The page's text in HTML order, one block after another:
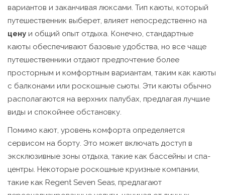
вариантов и заканчивая люксами. Тип каюты, который
путешественник выберет, влияет непосредственно на
цену и общий опыт отдыха. Конечно, стандартные
каюты обеспечивают базовые удобства, но все чаще
путешественники отдают предпочтение более
просторным и комфортным вариантам, таким как каюты
с балконами или роскошные сьюты. Эти каюты обычно
располагаются на верхних палубах, предлагая лучшие
виды и спокойнее обстановку.
Помимо кают, уровень комфорта определяется
сервисом на борту. Это может включать доступ в
эксклюзивные зоны отдыха, такие как бассейны и спа-
центры. Некоторые роскошные круизные компании,
такие как Regent Seven Seas, предлагают